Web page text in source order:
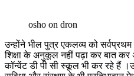
osho on dron
उन्होंने भील पुत्र एकलव्य को सर्वप्रथम
शिक्षा के अनुकूल नहीं पढ़ा कर बात
कॉन्वेंट डी पी सी स्कूल भी कर रहे हैं